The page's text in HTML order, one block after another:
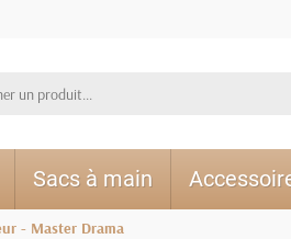
Sacs à main
- Master Drama